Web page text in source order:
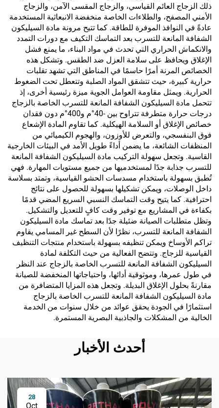
ذلك الزجاج العائم القياسي، والزجاج المقسى الآمن، والزجاج
الأمني المصفح، والطلاءات الخاصة منخفضة الانبعاثية المستخدمة
عادةً في النوافذ الموفرة للطاقة. كما تتيح مرونة مادة السيليكون
الشفافة المانعة للتسرب بعد التماسك التكيف مع دورات التمدد
والانكماش الحراري التي تحدث في مواد البناء، ما يمنع فشل
الإغلاق ويحافظ على سلامة العزل ضد الطقس. وتشكل هذه
الخصائص المرنة أمرًا حاسمًا في المناطق التي تشهد تقلبات
حرارية كبيرة، حيث تتشقق المواد الصلبة وتتعطل تحت الضغوط
الحرارية. ويمثل مقاومة العوامل الجوية ميزة رئيسية أخرى، إذ
تتحمل مادة السيليكون الشفافة المانعة للتسرب الخاصة بالزجاج
درجات حرارة متطرفة تتراوح بين -40°م و400°م دون فقدان
خصائص الإغلاق أو السلامة الهيكلية. كما تقاوم المادة الإشعاع
فوق البنفسجي، والتعرض للأوزون، والهجوم الكيميائي من
المنظفات الشائعة، ما يضمن أداءً طويل الأمد في البيئات الخارجية
القاسية. وتجعل سهولة التركيب مادة السيليكون الشفافة المانعة
للتسرب جذابة جدًا لمستخدميها من جميع مستويات المهارة. فهي
تُطبق بسهولة باستخدام مسدسات الحشو القياسية، وتمتد بسلاسة
داخل الوصلات، ويمكن تشكيلها بسهولة للحصول على نتائج
احترافية. كما يتيح وقت التماسك النسبي السريع المضي قدمًا
بكفاءة في المشاريع مع توفير وقت كافٍ للتعديل والتشكيل.
وتظل متطلبات الصيانة ضئيلة جدًا بعد تماسك مادة السيليكون
الشفافة المانعة للتسرب، نظرًا لأن السطح غير المسامي يقاوم
تراكم الأوساخ ويمكن تنظيفه بسهولة باستخدام منتجات التنظيف
القياسية للزجاج. وتتضح الفعالية من حيث التكلفة لمادة
السيليكون الشفافة المانعة للتسرب الخاصة بالزجاج عند النظر
في طول عمرها، وموثوقية أدائها، واحتياجاتها المنخفضة للصيانة
مقارنةً بحلول الإغلاق البديلة. وتجعل هذه المزايا المتضافرة من
مادة السيليكون الشفافة المانعة للتسرب الخاصة بالزجاج
استثمارًا في الجودة يحقق عوائد من خلال سنوات من الخدمة
الخالية من المشكلات والجاذبية البصرية المستمرة.
أحدث الأخبار
28
Oct